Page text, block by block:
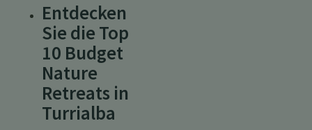
Entdecken
Sie die Top
10 Budget
Nature
Retreats in
Turrialba